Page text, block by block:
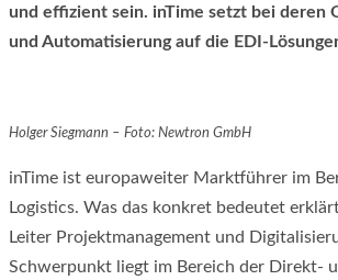
und effizient sein. inTime setzt bei deren
und Automatisierung auf die EDI-
Holger Siegmann – Foto: Newtron GmbH
inTime ist europaweiter Marktführer im
Logistics. Was das konkret bedeutet
Leiter Projektmanagement und
Schwerpunkt liegt im Bereich der Direkt-